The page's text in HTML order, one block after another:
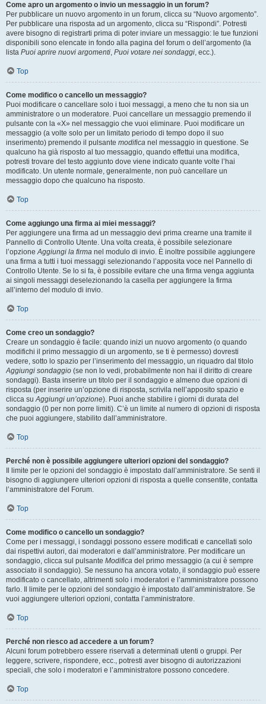
Come apro un argomento o invio un messaggio in un forum?
Per pubblicare un nuovo argomento in un forum, clicca su “Nuovo argomento”.
Per pubblicare una risposta ad un argomento, clicca su “Rispondi”. Potresti
avere bisogno di registrarti prima di poter inviare un messaggio: le tue funzioni
disponibili sono elencate in fondo alla pagina del forum o dell’argomento (la
lista Puoi aprire nuovi argomenti, Puoi votare nei sondaggi, ecc.).
Top
Come modifico o cancello un messaggio?
Puoi modificare o cancellare solo i tuoi messaggi, a meno che tu non sia un
amministratore o un moderatore. Puoi cancellare un messaggio premendo il
pulsante con la «X» nel messaggio che vuoi eliminare. Puoi modificare un
messaggio (a volte solo per un limitato periodo di tempo dopo il suo
inserimento) premendo il pulsante modifica nel messaggio in questione. Se
qualcuno ha già risposto al tuo messaggio, quando effettui una modifica,
potresti trovare del testo aggiunto dove viene indicato quante volte l’hai
modificato. Un utente normale, generalmente, non può cancellare un
messaggio dopo che qualcuno ha risposto.
Top
Come aggiungo una firma ai miei messaggi?
Per aggiungere una firma ad un messaggio devi prima crearne una tramite il
Pannello di Controllo Utente. Una volta creata, è possibile selezionare
l’opzioneAggiungi la firma nel modulo di invio. È inoltre possibile aggiungere
una firma a tutti i tuoi messaggi selezionando l’apposita voce nel Pannello di
Controllo Utente. Se lo si fa, è possibile evitare che una firma venga aggiunta
ai singoli messaggi deselezionando la casella per aggiungere la firma
all’interno del modulo di invio.
Top
Come creo un sondaggio?
Creare un sondaggio è facile: quando inizi un nuovo argomento (o quando
modifichi il primo messaggio di un argomento, se ti è permesso) dovresti
vedere, sotto lo spazio per l’inserimento del messaggio, un riquadro dal titolo
Aggiungi sondaggio (se non lo vedi, probabilmente non hai il diritto di creare
sondaggi). Basta inserire un titolo per il sondaggio e almeno due opzioni di
risposta (per inserire un’opzione di risposta, scrivila nell’apposito spazio e
clicca suAggiungi un’opzione). Puoi anche stabilire i giorni di durata del
sondaggio (0 per non porre limiti). C’è un limite al numero di opzioni di risposta
che puoi aggiungere, stabilito dall’amministratore.
Top
Perché non è possibile aggiungere ulteriori opzioni del sondaggio?
Il limite per le opzioni del sondaggio è impostato dall’amministratore. Se senti il
bisogno di aggiungere ulteriori opzioni di risposta a quelle consentite, contatta
l’amministratore del Forum.
Top
Come modifico o cancello un sondaggio?
Come per i messaggi, i sondaggi possono essere modificati e cancellati solo
dai rispettivi autori, dai moderatori e dall’amministratore. Per modificare un
sondaggio, clicca sul pulsante Modifica del primo messaggio (a cui è sempre
associato il sondaggio). Se nessuno ha ancora votato, il sondaggio può essere
modificato o cancellato, altrimenti solo i moderatori e l’amministratore possono
farlo. Il limite per le opzioni del sondaggio è impostato dall’amministratore. Se
vuoi aggiungere ulteriori opzioni, contatta l’amministratore.
Top
Perché non riesco ad accedere a un forum?
Alcuni forum potrebbero essere riservati a determinati utenti o gruppi. Per
leggere, scrivere, rispondere, ecc., potresti aver bisogno di autorizzazioni
speciali, che solo i moderatori e l’amministratore possono concedere.
Top